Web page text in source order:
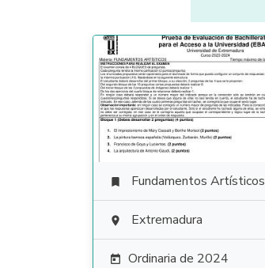
 Fundamentos Artísticos
 Extremadura
 Ordinaria de 2024